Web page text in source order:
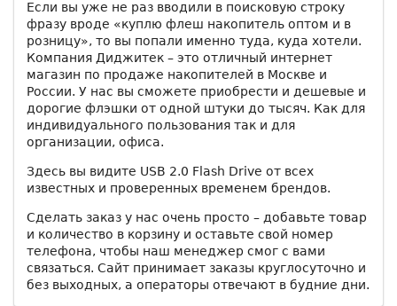
Если вы уже не раз вводили в поисковую строку
фразу вроде «куплю флеш накопитель оптом и в
розницу», то вы попали именно туда, куда хотели.
Компания Диджитек – это отличный интернет
магазин по продаже накопителей в Москве и
России. У нас вы сможете приобрести и дешевые и
дорогие флэшки от одной штуки до тысяч. Как для
индивидуального пользования так и для
организации, офиса.
Здесь вы видите USB 2.0 Flash Drive от всех
известных и проверенных временем брендов.
Сделать заказ у нас очень просто – добавьте товар
и количество в корзину и оставьте свой номер
телефона, чтобы наш менеджер смог с вами
связаться. Сайт принимает заказы круглосуточно и
без выходных, а операторы отвечают в будние дни.